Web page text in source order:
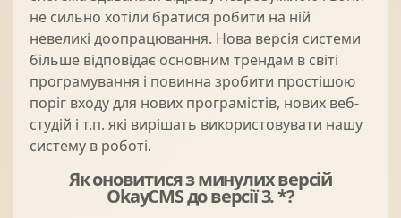
не сильно хотіли братися робити на ній
невеликі доопрацювання. Нова версія системи
більше відповідає основним трендам в світі
програмування і повинна зробити простішою
поріг входу для нових програмістів, нових веб-
студій і т.п. які вирішать використовувати нашу
систему в роботі.
Як оновитися з минулих версій
OkayCMS до версії 3. *?